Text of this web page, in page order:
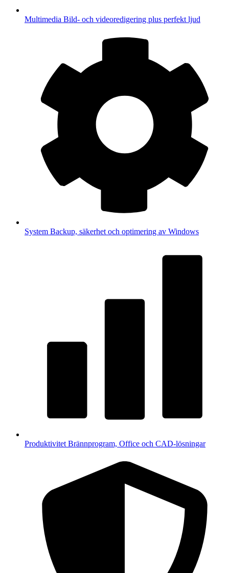
Multimedia Bild- och videoredigering plus perfekt ljud
System Backup, säkerhet och optimering av Windows
Produktivitet Brännprogram, Office och CAD-lösningar